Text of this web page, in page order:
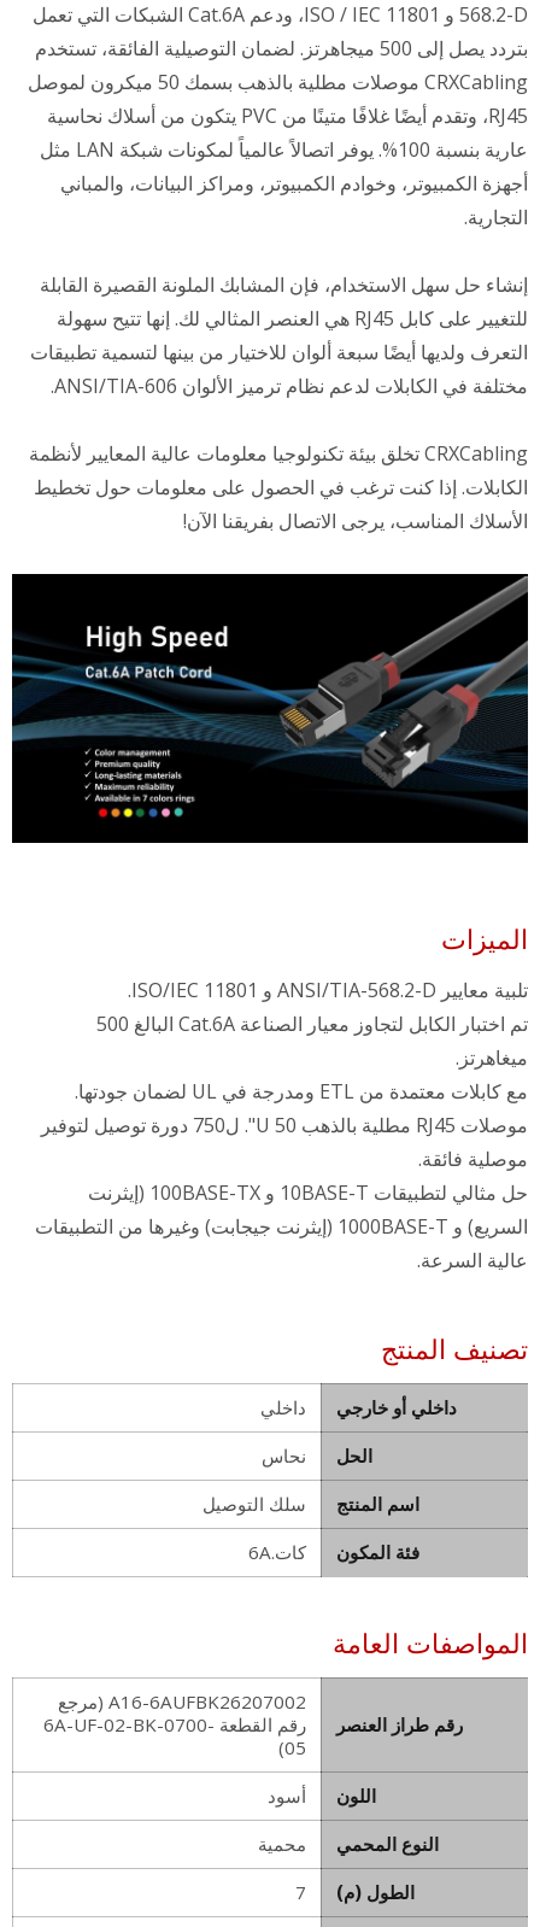
568.2-D و ISO / IEC 11801، ودعم Cat.6A الشبكات التي تعمل
بتردد يصل إلى 500 ميجاهرتز. لضمان التوصيلية الفائقة، تستخدم
CRXCabling موصلات مطلية بالذهب بسمك 50 ميكرون لموصل
RJ45، وتقدم أيضًا غلافًا متينًا من PVC يتكون من أسلاك نحاسية
عارية بنسبة 100%. يوفر اتصالاً عالمياً لمكونات شبكة LAN مثل
أجهزة الكمبيوتر، وخوادم الكمبيوتر، ومراكز البيانات، والمباني
التجارية.
إنشاء حل سهل الاستخدام، فإن المشابك الملونة القصيرة القابلة
للتغيير على كابل RJ45 هي العنصر المثالي لك. إنها تتيح سهولة
التعرف ولديها أيضًا سبعة ألوان للاختيار من بينها لتسمية تطبيقات
مختلفة في الكابلات لدعم نظام ترميز الألوان ANSI/TIA-606.
CRXCabling تخلق بيئة تكنولوجيا معلومات عالية المعايير لأنظمة
الكابلات. إذا كنت ترغب في الحصول على معلومات حول تخطيط
الأسلاك المناسب، يرجى الاتصال بفريقنا الآن!
الميزات
تلبية معايير ANSI/TIA-568.2-D و ISO/IEC 11801.
تم اختبار الكابل لتجاوز معيار الصناعة Cat.6A البالغ 500
ميغاهرتز.
مع كابلات معتمدة من ETL ومدرجة في UL لضمان جودتها.
موصلات RJ45 مطلية بالذهب 50 U". ل750 دورة توصيل لتوفير
موصلية فائقة.
حل مثالي لتطبيقات 10BASE-T و 100BASE-TX (إيثرنت
السريع) و 1000BASE-T (إيثرنت جيجابت) وغيرها من التطبيقات
عالية السرعة.
تصنيف المنتج
داخلي أو خارجي
داخلي
الحل
نحاس
اسم المنتج
سلك التوصيل
فئة المكون
كات.6A
المواصفات العامة
رقم طراز العنصر
A16-6AUFBK26207002 (مرجع
رقم القطعة 6A-UF-02-BK-0700-
05)
اللون
أسود
النوع المحمي
محمية
الطول (م)
7